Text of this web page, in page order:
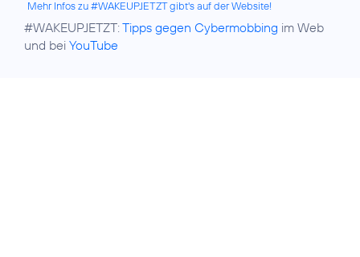
Mehr Infos zu #WAKEUPJETZT gibt's auf der Website!
#WAKEUPJETZT:Tipps gegen Cybermobbing im Web
und bei YouTube